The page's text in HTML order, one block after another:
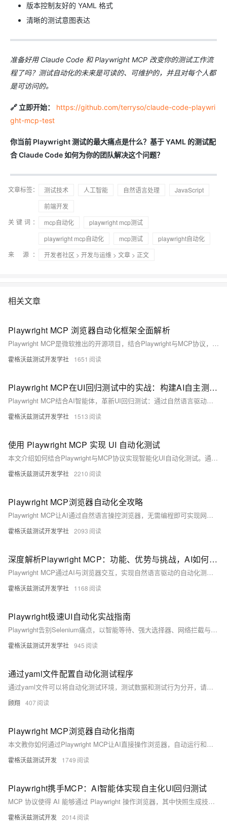
版本控制友好的 YAML 格式
清晰的测试意图表达
准备好用 Claude Code 和 Playwright MCP 改变你的测试工作流
程了吗？测试自动化的未来是可读的、可维护的，并且对每个人都
是可访问的。
🔗 立即开始：
https://github.com/terryso/claude-code-playwri
ght-mcp-test
你当前 Playwright 测试的最大痛点是什么？基于 YAML 的测试配
合 Claude Code 如何为你的团队解决这个问题？
文章标签： 测试技术 人工智能 自然语言处理
JavaScript
前端开发
关键词：
mcp自动化
playwright mcp测试
playwright mcp自动化
mcp测试
playwright自动化
来 源：
开发者社区 > 开发与运维 > 文章 > 正文
相关文章
Playwright MCP 浏览器自动化框架全面解析
Playwright MCP是微软推出的开源项目，结合Playwright与MCP协议，让AI通过结构化数据直接操作浏览器。告别传统视觉识别，实现高效、精准的网页自动化，广泛应用于测试、爬虫、办公自动化等场景，大幅提升效率与可靠性。
霍格沃兹测试开发学社 1651
Playwright MCP在UI回归测试中的实战：构建AI自主测试智能体
Playwright MCP结合AI智能体，革新UI回归测试：通过自然语言驱动浏览器操作，降低脚本编写门槛，提升测试效率与覆盖范围。借助快照解析、智能定位与Jira等工具集成，实现从需求描述到自动化执行的闭环，推动测试迈向智能化、民主化新阶段。
霍格沃兹测试开发学社 1513
使用 Playwright MCP 实现 UI 自动化测试
本文介绍如何结合Playwright与MCP协议实现智能化UI自动化测试。通过自然语言指令控制浏览器，降低技术门槛，提升效率，并涵盖环境搭建、核心功能、实战案例及最佳实践，展现对话式自动化的未来趋势。
霍格沃兹测试开发学社 2210
Playwright MCP浏览器自动化全攻略
Playwright MCP让AI通过自然语言操控浏览器，无需编程即可实现网页自动化。支持智能元素识别、多浏览器操作与动态交互，广泛应用于搜索、数据抓取、自动发布等场景，大幅提升效率，降低技术门槛，是浏览器自动化的新范式。
霍格沃兹测试开发学社 2093
深度解析Playwright MCP：功能、优势与挑战，AI如何提升测试效率与覆盖率
Playwright MCP通过AI与浏览器交互，实现自然语言驱动的自动化测试。它降低门槛、提升效率，助力测试工程师聚焦高价值工作，是探索性测试与快速验证的新利器。
霍格沃兹测试开发学社 1168
Playwright极速UI自动化实战指南
Playwright告别Selenium痛点，以智能等待、强大选择器、网络拦截与多设备模拟四大利器，提升自动化效率与稳定性。本文通过实战代码详解其加速秘籍，助你构建高效、可靠的UI测试方案。
霍格沃兹测试开发学社 945
通过yaml文件配置自动化测试程序
通过yaml文件可以将自动化测试环境，测试数据和测试行为分开，请看一下案例
顾翔 407
Playwright MCP浏览器自动化指南
本文教你如何通过Playwright MCP让AI直接操作浏览器，自动运行和调试代码，无需手动切换界面。只需简单配置，即可用自然语言指挥AI完成页面操作、问题排查与自主修复，真正实现自动化高效开发。
霍格沃兹测试开发 1749
Playwright携手MCP：AI智能体实现自主化UI回归测试
MCP 协议使得 AI 能够通过 Playwright 操作浏览器，其中快照生成技术将页面状态转化为 LLM 可理解的文本，成为驱动自动化测试的关键。该方式适用于探索性测试和快速验证，但目前仍面临快照信息缺失、元素定位不稳定、成本高、复杂场景适应性差以及结果确定性不足等挑战。人机协同被认为是未来更可行的方向，AI 负责执行固定流程，人类则专注策略与验证。
霍格沃兹测试开发 2014